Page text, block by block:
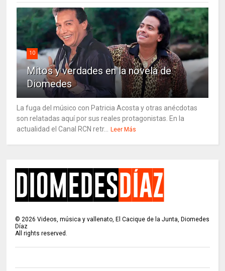
10
Mitos y verdades en la novela de
Diomedes
La fuga del músico con Patricia Acosta y otras anécdotas
son relatadas aquí por sus reales protagonistas. En la
actualidad el Canal RCN retr...
Leer Más
©2026 Videos, música y vallenato, El Cacique de la Junta, Diomedes
Díaz
All rights reserved.